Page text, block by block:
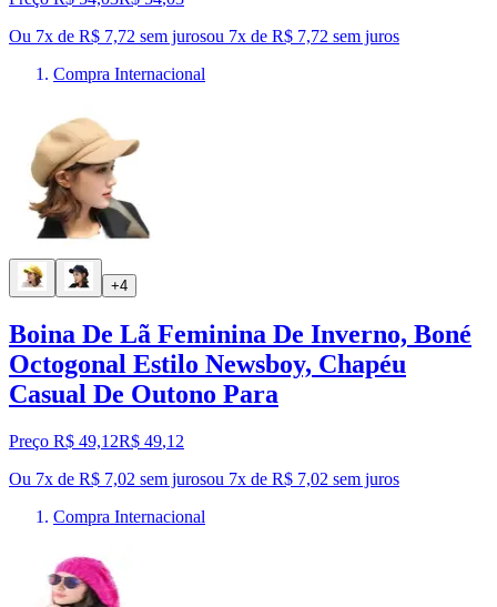
Ou 7x de R$ 7,72 sem jurosou 7x de R$ 7,72 sem juros
Compra Internacional
+4
Boina De Lã Feminina De Inverno, Boné
Octogonal Estilo Newsboy, Chapéu
Casual De Outono Para
Preço R$ 49,12R$ 49,12
Ou 7x de R$ 7,02 sem jurosou 7x de R$ 7,02 sem juros
Compra Internacional